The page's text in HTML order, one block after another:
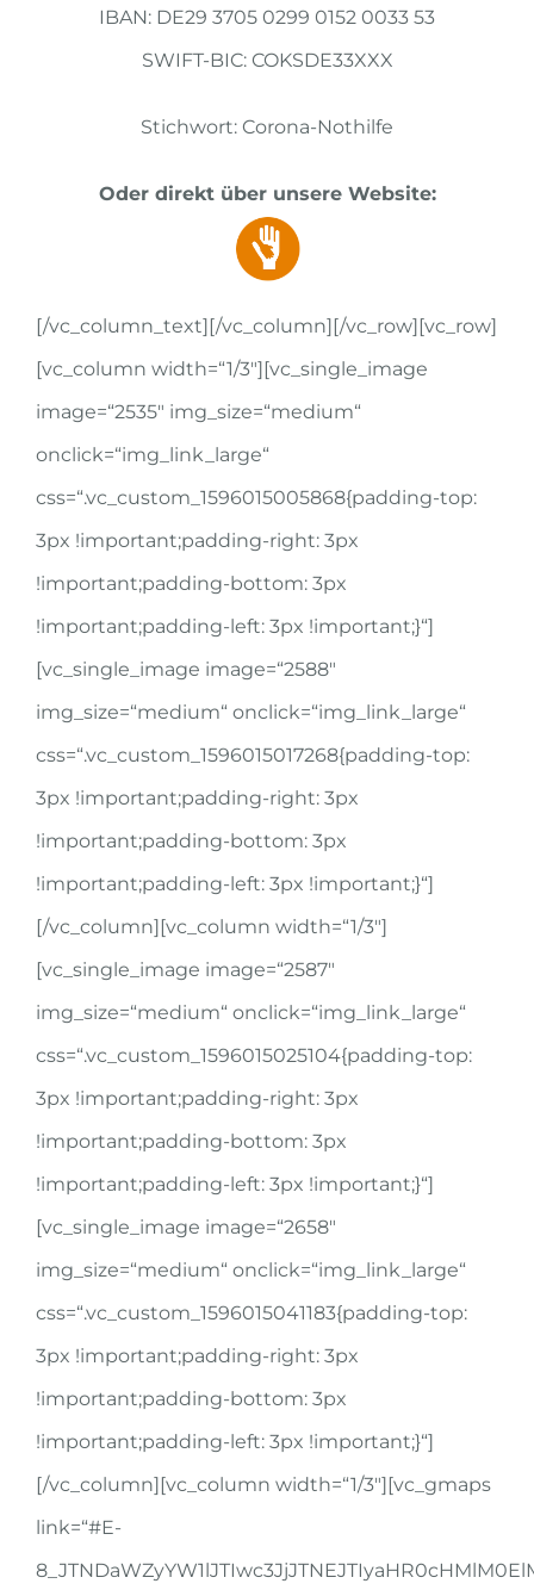
IBAN: DE29 3705 0299 0152 0033 53
SWIFT-BIC: COKSDE33XXX
Stichwort: Corona-Nothilfe
Oder direkt über unsere Website:
[/vc_column_text][/vc_column][/vc_row][vc_row]
[vc_column width=“1/3″][vc_single_image
image=“2535″ img_size=“medium“
onclick=“img_link_large“
css=“.vc_custom_1596015005868{padding-top:
3px !important;padding-right: 3px
!important;padding-bottom: 3px
!important;padding-left: 3px !important;}“]
[vc_single_image image=“2588″
img_size=“medium“ onclick=“img_link_large“
css=“.vc_custom_1596015017268{padding-top:
3px !important;padding-right: 3px
!important;padding-bottom: 3px
!important;padding-left: 3px !important;}“]
[/vc_column][vc_column width=“1/3″]
[vc_single_image image=“2587″
img_size=“medium“ onclick=“img_link_large“
css=“.vc_custom_1596015025104{padding-top:
3px !important;padding-right: 3px
!important;padding-bottom: 3px
!important;padding-left: 3px !important;}“]
[vc_single_image image=“2658″
img_size=“medium“ onclick=“img_link_large“
css=“.vc_custom_1596015041183{padding-top:
3px !important;padding-right: 3px
!important;padding-bottom: 3px
!important;padding-left: 3px !important;}“]
[/vc_column][vc_column width=“1/3″][vc_gmaps
link=“#E-